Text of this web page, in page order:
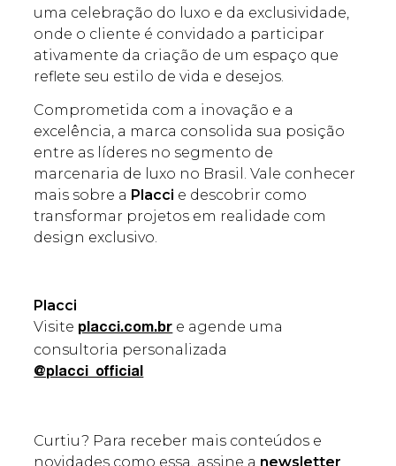
uma celebração do luxo e da exclusividade,
onde o cliente é convidado a participar
ativamente da criação de um espaço que
reflete seu estilo de vida e desejos.
Comprometida com a inovação e a
excelência, a marca consolida sua posição
entre as líderes no segmento de
marcenaria de luxo no Brasil. Vale conhecer
mais sobre a Placci e descobrir como
transformar projetos em realidade com
design exclusivo.
Placci
Visite placci.com.br e agende uma
consultoria personalizada
@placci_official
Curtiu? Para receber mais conteúdos e
novidades como essa, assine a newsletter